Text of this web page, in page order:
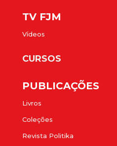
TV FJM
Vídeos
CURSOS
PUBLICAÇÕES
Livros
Coleções
Revista Politika